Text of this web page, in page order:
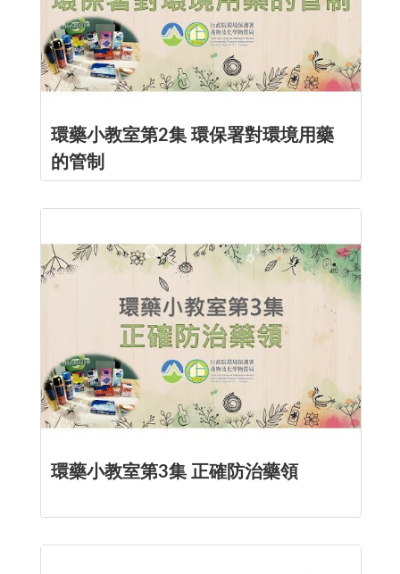
環藥小教室第2集 環保署對環境用藥
的管制
環藥小教室第3集 正確防治藥領